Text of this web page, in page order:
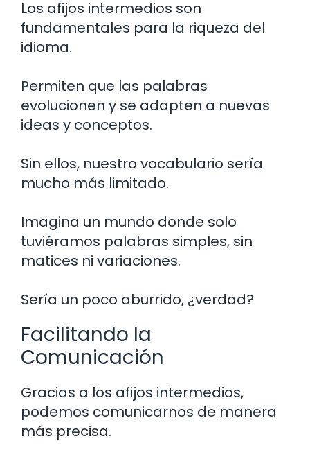
Los afijos intermedios son
fundamentales para la riqueza del
idioma.
Permiten que las palabras
evolucionen y se adapten a nuevas
ideas y conceptos.
Sin ellos, nuestro vocabulario sería
mucho más limitado.
Imagina un mundo donde solo
tuviéramos palabras simples, sin
matices ni variaciones.
Sería un poco aburrido, ¿verdad?
Facilitando la
Comunicación
Gracias a los afijos intermedios,
podemos comunicarnos de manera
más precisa.